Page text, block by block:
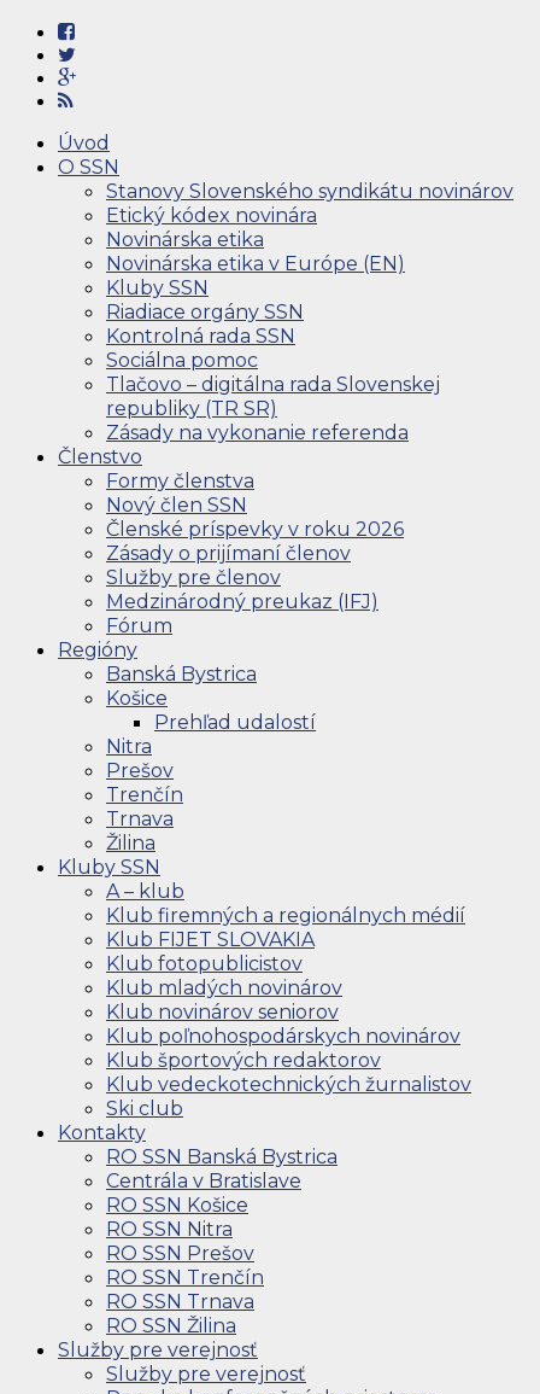
Úvod
O SSN
Stanovy Slovenského syndikátu novinárov
Etický kódex novinára
Novinárska etika
Novinárska etika v Európe (EN)
Kluby SSN
Riadiace orgány SSN
Kontrolná rada SSN
Sociálna pomoc
Tlačovo – digitálna rada Slovenskej
republiky (TR SR)
Zásady na vykonanie referenda
Členstvo
Formy členstva
Nový člen SSN
Členské príspevky v roku 2026
Zásady o prijímaní členov
Služby pre členov
Medzinárodný preukaz (IFJ)
Fórum
Regióny
Banská Bystrica
Košice
Prehľad udalostí
Nitra
Prešov
Trenčín
Trnava
Žilina
Kluby SSN
A – klub
Klub firemných a regionálnych médií
Klub FIJET SLOVAKIA
Klub fotopublicistov
Klub mladých novinárov
Klub novinárov seniorov
Klub poľnohospodárskych novinárov
Klub športových redaktorov
Klub vedeckotechnických žurnalistov
Ski club
Kontakty
RO SSN Banská Bystrica
Centrála v Bratislave
RO SSN Košice
RO SSN Nitra
RO SSN Prešov
RO SSN Trenčín
RO SSN Trnava
RO SSN Žilina
Služby pre verejnosť
Služby pre verejnosť